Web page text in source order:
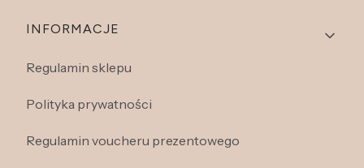
INFORMACJE
Regulamin sklepu
Polityka prywatności
Regulamin voucheru prezentowego